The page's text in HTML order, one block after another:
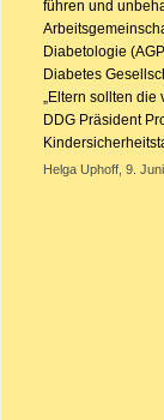
führen und
Diabetologie
Diabetes
„Eltern sollten die
DDG Präsident
Helga Uphoff, 9.